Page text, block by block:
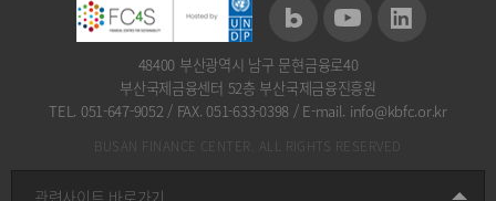
지난강좌
계획표
60초해양금융
48400 부산광역시 남구 문현금융로40
부산국제금융센터 52층 부산국제금융진흥원
TEL. 051-647-9052 / FAX. 051-633-0398/ E-mail. info@kbfc.or.kr
BUSAN FINANCE CENTER. ALL RIGHTS RESERVED
관련사이트 바로가기